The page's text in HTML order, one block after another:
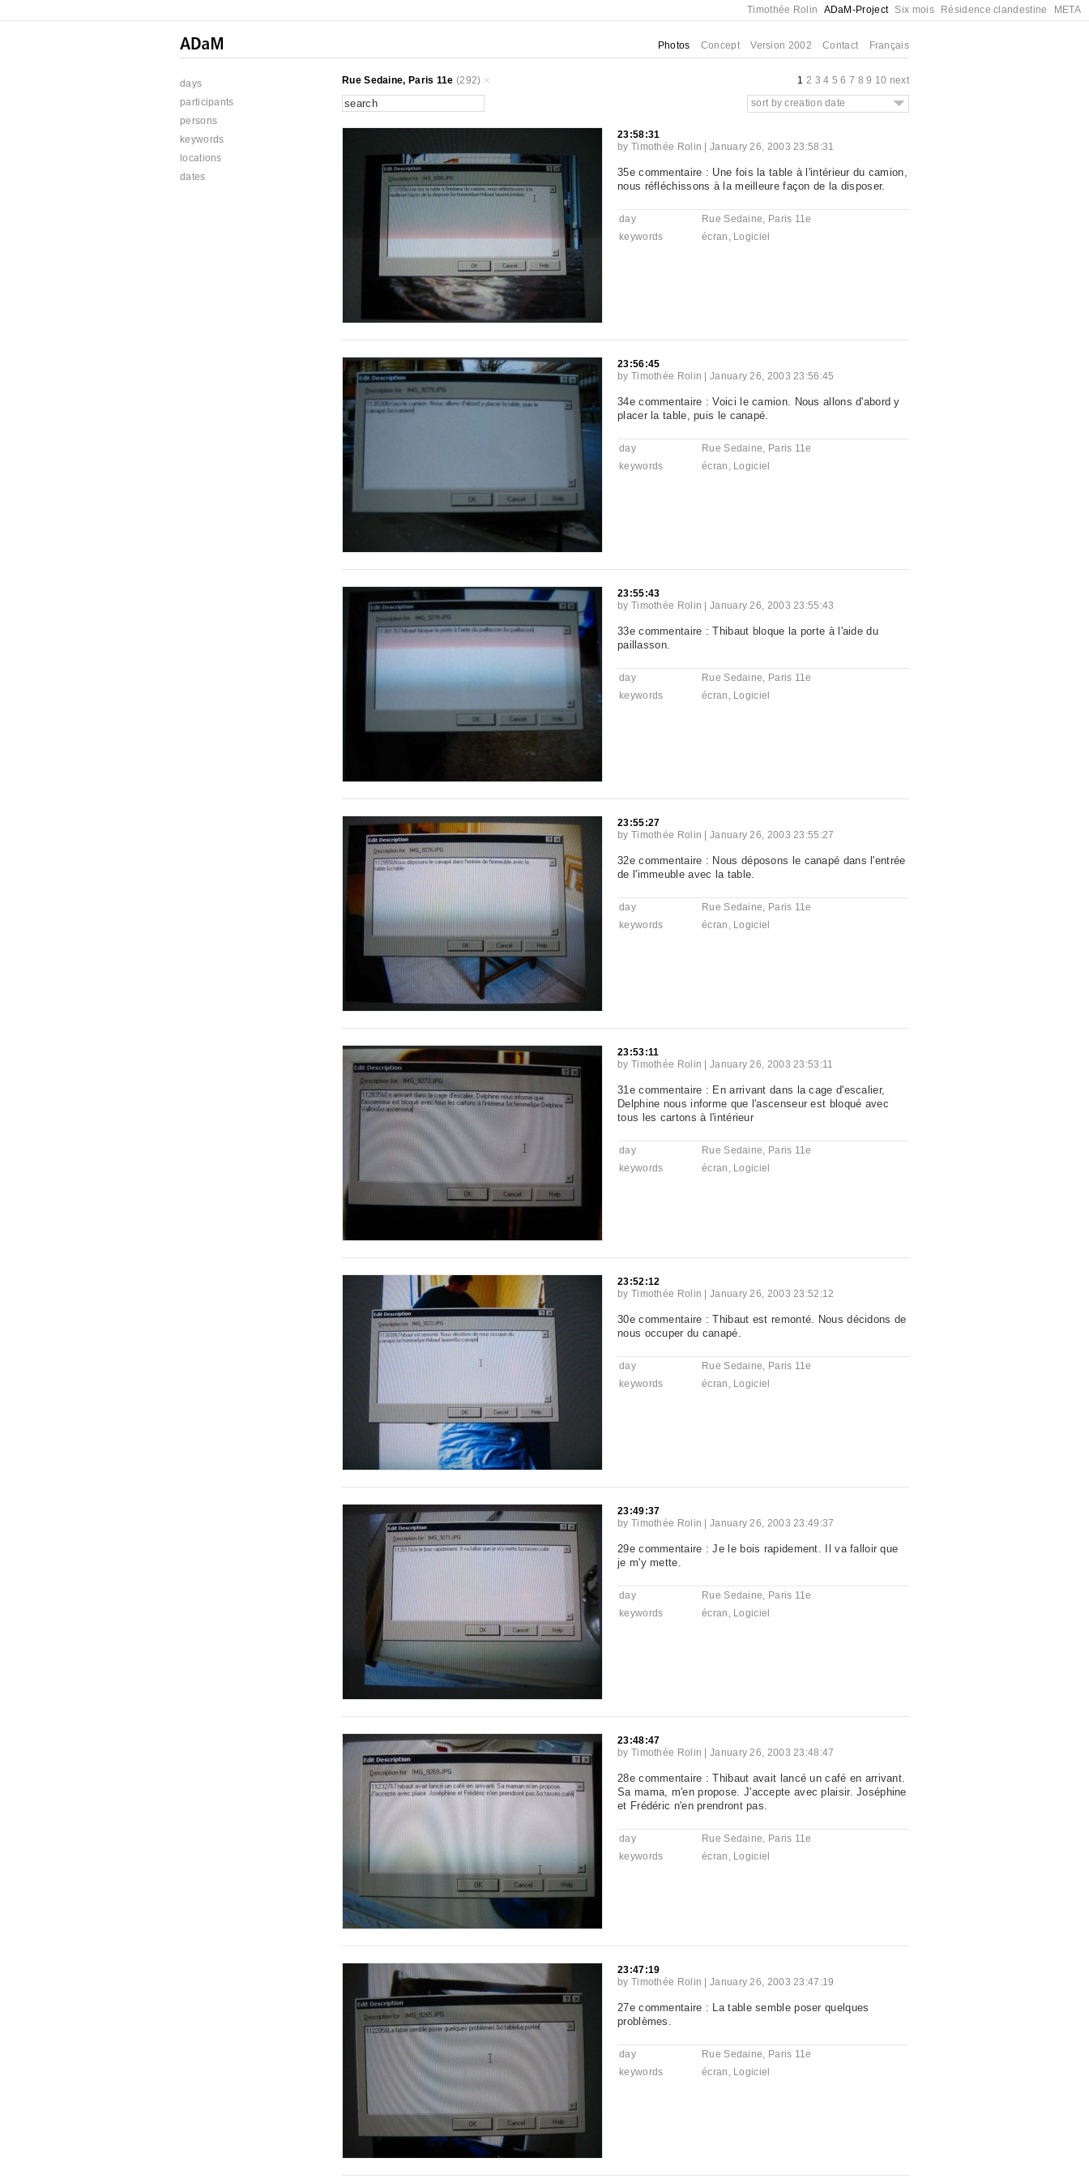
Timothée Rolin ADaM-Project Six mois Résidence clandestine META
Photos Concept Version 2002 Contact Français
days
participants
persons
keywords
locations
dates
Rue Sedaine, Paris 11e (292) 1 2 3 4 5 6 7 8 9 10 next
sort by creation date
23:58:31
by Timothée Rolin |January 26, 2003 23:58:31
35e commentaire : Une fois la table à l'intérieur du camion,
nous réfléchissons à la meilleure façon de la disposer.
day
Rue Sedaine, Paris 11e
keywords
écran , Logiciel
23:56:45
by Timothée Rolin |January 26, 2003 23:56:45
34e commentaire : Voici le camion. Nous allons d'abord y
placer la table, puis le canapé.
day
Rue Sedaine, Paris 11e
keywords
écran , Logiciel
23:55:43
by Timothée Rolin |January 26, 2003 23:55:43
33e commentaire : Thibaut bloque la porte à l'aide du
paillasson.
day
Rue Sedaine, Paris 11e
keywords
écran , Logiciel
23:55:27
by Timothée Rolin |January 26, 2003 23:55:27
32e commentaire : Nous déposons le canapé dans l'entrée
de l'immeuble avec la table.
day
Rue Sedaine, Paris 11e
keywords
écran , Logiciel
23:53:11
by Timothée Rolin |January 26, 2003 23:53:11
31e commentaire : En arrivant dans la cage d'escalier,
Delphine nous informe que l'ascenseur est bloqué avec
tous les cartons à l'intérieur
day
Rue Sedaine, Paris 11e
keywords
écran , Logiciel
23:52:12
by Timothée Rolin |January 26, 2003 23:52:12
30e commentaire : Thibaut est remonté. Nous décidons de
nous occuper du canapé.
day
Rue Sedaine, Paris 11e
keywords
écran , Logiciel
23:49:37
by Timothée Rolin |January 26, 2003 23:49:37
29e commentaire : Je le bois rapidement. Il va falloir que
je m'y mette.
day
Rue Sedaine, Paris 11e
keywords
écran , Logiciel
23:48:47
by Timothée Rolin |January 26, 2003 23:48:47
28e commentaire : Thibaut avait lancé un café en arrivant.
Sa mama, m'en propose. J'accepte avec plaisir. Joséphine
et Frédéric n'en prendront pas.
day
Rue Sedaine, Paris 11e
keywords
écran , Logiciel
23:47:19
by Timothée Rolin |January 26, 2003 23:47:19
27e commentaire : La table semble poser quelques
problèmes.
day
Rue Sedaine, Paris 11e
keywords
écran , Logiciel